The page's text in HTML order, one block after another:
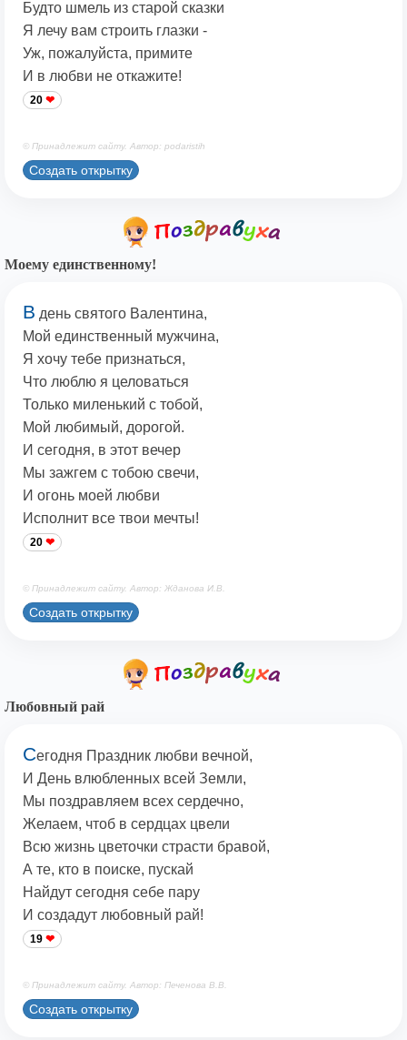
Будто шмель из старой сказки
Я лечу вам строить глазки -
Уж, пожалуйста, примите
И в любви не откажите!
20
© Принадлежит сайту. Автор: podaristih
Создать открытку
Моему единственному!
В день святого Валентина,
Мой единственный мужчина,
Я хочу тебе признаться,
Что люблю я целоваться
Только миленький с тобой,
Мой любимый, дорогой.
И сегодня, в этот вечер
Мы зажгем с тобою свечи,
И огонь моей любви
Исполнит все твои мечты!
20
© Принадлежит сайту. Автор: Жданова И.В.
Создать открытку
Любовный рай
Сегодня Праздник любви вечной,
И День влюбленных всей Земли,
Мы поздравляем всех сердечно,
Желаем, чтоб в сердцах цвели
Всю жизнь цветочки страсти бравой,
А те, кто в поиске, пускай
Найдут сегодня себе пару
И создадут любовный рай!
19
© Принадлежит сайту. Автор: Печенова В.В.
Создать открытку